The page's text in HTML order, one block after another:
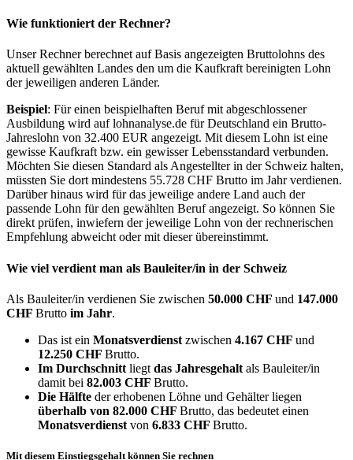
Wie funktioniert der Rechner?
Unser Rechner berechnet auf Basis angezeigten Bruttolohns des
aktuell gewählten Landes den um die Kaufkraft bereinigten Lohn
der jeweiligen anderen Länder.
Beispiel: Für einen beispielhaften Beruf mit abgeschlossener
Ausbildung wird auf lohnanalyse.de für Deutschland ein Brutto-
Jahreslohn von 32.400 EUR angezeigt. Mit diesem Lohn ist eine
gewisse Kaufkraft bzw. ein gewisser Lebensstandard verbunden.
Möchten Sie diesen Standard als Angestellter in der Schweiz halten,
müssten Sie dort mindestens 55.728 CHF Brutto im Jahr verdienen.
Darüber hinaus wird für das jeweilige andere Land auch der
passende Lohn für den gewählten Beruf angezeigt. So können Sie
direkt prüfen, inwiefern der jeweilige Lohn von der rechnerischen
Empfehlung abweicht oder mit dieser übereinstimmt.
Wie viel verdient man als Bauleiter/in in der Schweiz
Als Bauleiter/in verdienen Sie zwischen 50.000 CHF und 147.000
CHF Brutto im Jahr.
Das ist ein Monatsverdienst zwischen 4.167 CHF und
12.250 CHF Brutto.
Im Durchschnitt liegt das Jahresgehalt als Bauleiter/in
damit bei 82.003 CHF Brutto.
Die Hälfte der erhobenen Löhne und Gehälter liegen
überhalb von 82.000 CHF Brutto, das bedeutet einen
Monatsverdienst von 6.833 CHF Brutto.
Mit diesem Einstiegsgehalt können Sie rechnen